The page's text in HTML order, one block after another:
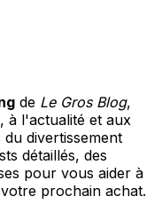
de Le Gros Blog,
à l'actualité et aux
divertissement
détaillés, des
pour vous aider à
prochain achat.